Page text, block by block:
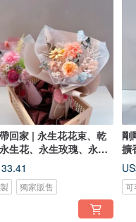
回家 | 永生花花束、乾
生花、永生玫瑰、永生
獨家販售
剛
擴
花
可